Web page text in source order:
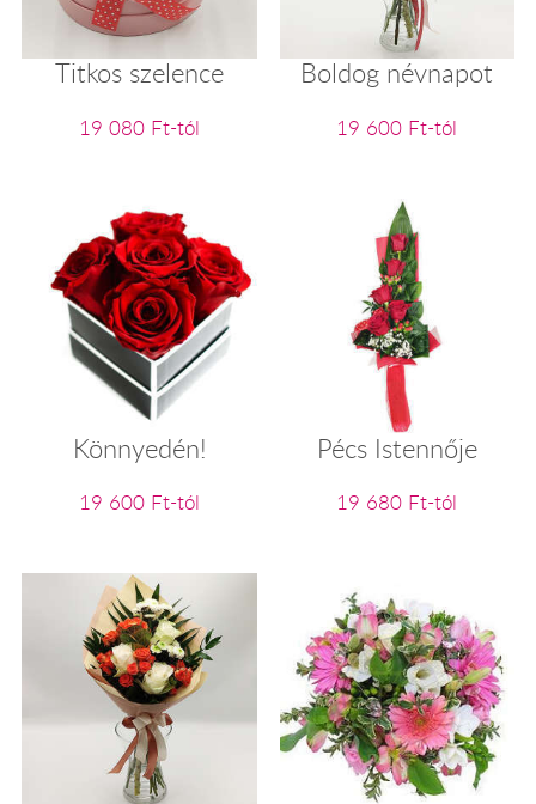
Titkos szelence
19 080 Ft-tól
Boldog névnapot
19 600 Ft-tól
Könnyedén!
19 600 Ft-tól
Pécs Istennője
19 680 Ft-tól